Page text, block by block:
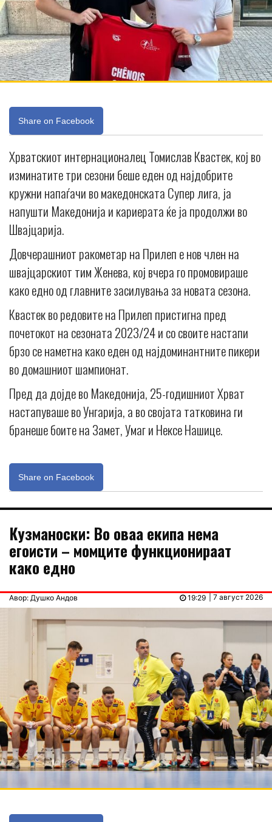
Share on Facebook
Хрватскиот интернационалец Томислав Квастек, кој во
изминатите три сезони беше еден од најдобрите
кружни напаѓачи во македонската Супер лига, ја
напушти Македонија и кариерата ќе ја продолжи во
Швајцарија.
Довчерашниот ракометар на Прилеп е нов член на
швајцарскиот тим Женева, кој вчера го промовираше
како едно од главните засилувања за новата сезона.
Квастек во редовите на Прилеп пристигна пред
почетокот на сезоната 2023/24 и со своите настапи
брзо се наметна како еден од најдоминантните пикери
во домашниот шампионат.
Пред да дојде во Македонија, 25-годишниот Хрват
настапуваше во Унгарија, а во својата татковина ги
бранеше боите на Замет, Умаг и Нексе Нашице.
Share on Facebook
Кузманоски: Во оваа екипа нема
егоисти – момците функционираат
како едно
Авор: Душко Андов | 7 август 2026
19:29